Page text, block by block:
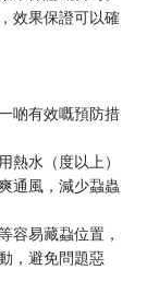
效果保證可以確
啲有效嘅預防措
熱水（度以上）
通風，減少蝨蟲
容易藏蝨位置，
，避免問題惡